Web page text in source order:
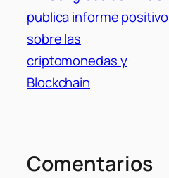
publica informe positivo
sobre las
criptomonedas y
Blockchain
Comentarios